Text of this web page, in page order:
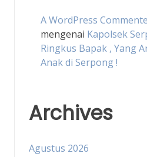
A WordPress
mengenai Kapolsek
Ringkus Bapak , Yang
Anak di Serpong !
Archives
Agustus 2026